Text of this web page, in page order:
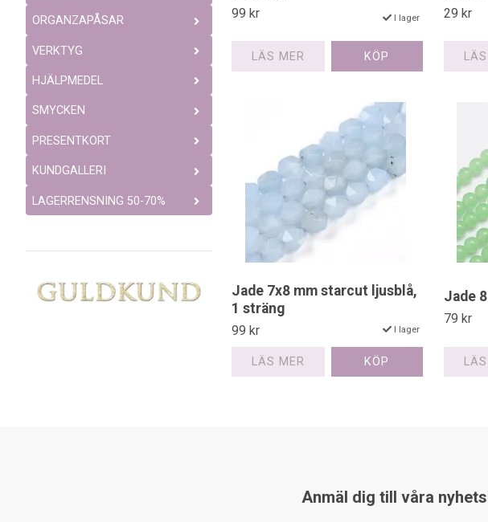
ORGANZAPÅSAR
VERKTYG
HJÄLPMEDEL
SMYCKEN
PRESENTKORT
KUNDGALLERI
LAGERRENSNING 50-70%
99 kr I lager
LÄS MER
29 kr
Jade 7x8 mm starcut ljusblå,
1 sträng
99 kr I lager
LÄS MER
Jade
79 kr
Anmäl dig till våra